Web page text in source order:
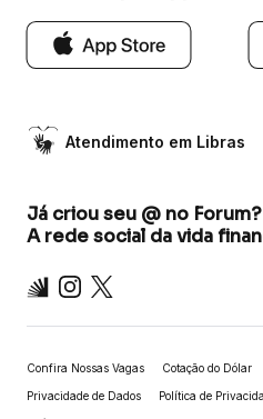
Atendimento em Libras
Já criou seu @ no Forum?
A rede social da vida
Inter Instagram
X
Confira Nossas Vagas Cotação do Dólar
Privacidade de Dados Política de